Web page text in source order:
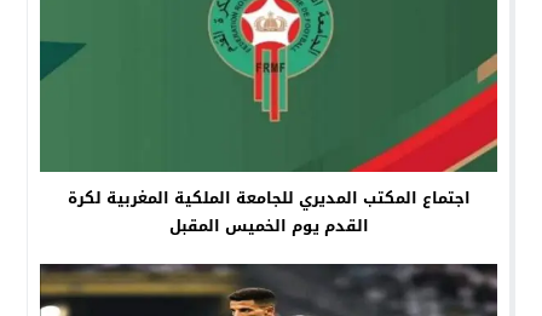
اجتماع المكتب المديري للجامعة الملكية المغربية لكرة
القدم يوم الخميس المقبل